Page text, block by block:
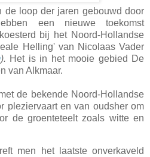
de loop der jaren gebouwd door
een nieuwe toekomst
bij het Noord-Hollandse
Helling' van Nicolaas Vader
). Het is in het mooie gebied De
van Alkmaar.
de bekende Noord-Hollandse
pleziervaart en van oudsher om
de groenteteelt zoals witte en
men het laatste onverkaveld